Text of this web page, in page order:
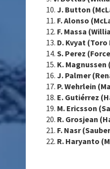
10.J. Button
11. F. Alonso
12. F. Massa
13. D. Kvyat (Toro
14.S. Perez
15. K.
16.J. Palmer
17. P. Wehrlein
18. E. Gutiérrez
19. M. Ericsson
20. R. Grosjean
21. F. Nasr
22. R. Haryanto